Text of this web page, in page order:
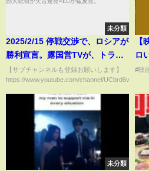
未分類
2025/2/15 停戦交渉で、ロシアが
勝利宣言。露国営TVが、トラン
プ政権を嘲笑。米国防長官に批
判殺到。トランプ政権「停戦交
渉」を見直しも、意見まとまら
ず。バンス米副大統領が失言連
発=EUが猛反発。
【サブチャンネルも登録お願いします】
https://www.youtube.com/channel/
【
ロ
位
#映
未分類